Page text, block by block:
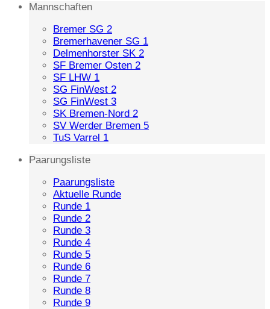
Mannschaften
Bremer SG 2
Bremerhavener SG 1
Delmenhorster SK 2
SF Bremer Osten 2
SF LHW 1
SG FinWest 2
SG FinWest 3
SK Bremen-Nord 2
SV Werder Bremen 5
TuS Varrel 1
Paarungsliste
Paarungsliste
Aktuelle Runde
Runde 1
Runde 2
Runde 3
Runde 4
Runde 5
Runde 6
Runde 7
Runde 8
Runde 9